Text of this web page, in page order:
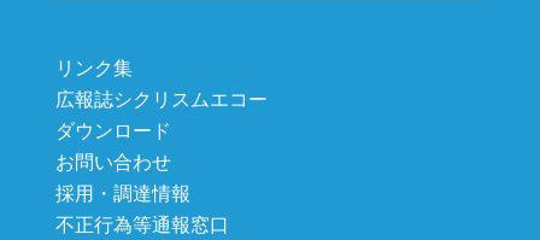
リンク集
広報誌シクリスムエコー
ダウンロード
お問い合わせ
採用・調達情報
不正行為等通報窓口